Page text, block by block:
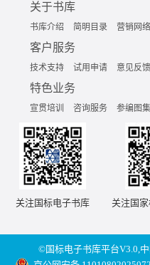
关于书库
书库介绍 简明目录 营销网络
客户服务
技术支持 试用申请 意见反馈
特色业务
宣贯培训 咨询服务 参编图集
关注国标电子书库 关注国
©国标电子书库平台V3.0,